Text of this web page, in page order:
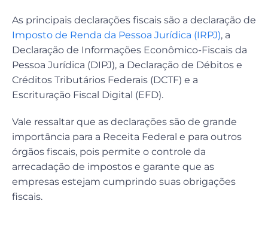
As principais declarações fiscais são a declaração de
Imposto de Renda da Pessoa Jurídica (IRPJ), a
Declaração de Informações Econômico-Fiscais da
Pessoa Jurídica (DIPJ), a Declaração de Débitos e
Créditos Tributários Federais (DCTF) e a
Escrituração Fiscal Digital (EFD).
Vale ressaltar que as declarações são de grande
importância para a Receita Federal e para outros
órgãos fiscais, pois permite o controle da
arrecadação de impostos e garante que as
empresas estejam cumprindo suas obrigações
fiscais.